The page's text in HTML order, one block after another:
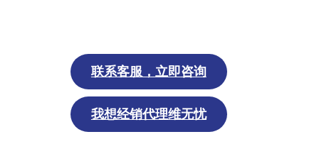
联系客服 ，立即咨询
我想经销代理维无忧